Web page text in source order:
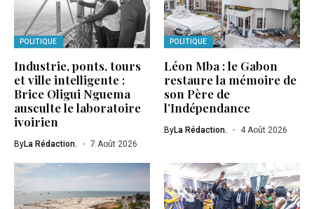
POLITIQUE
Industrie, ponts, tours
et ville intelligente :
Brice Oligui Nguema
ausculte le laboratoire
ivoirien
ByLa Rédaction. 7 Août 2026
POLITIQUE
Léon Mba : le Gabon
restaure la mémoire de
son Père de
l’Indépendance
ByLa Rédaction. 4 Août 2026